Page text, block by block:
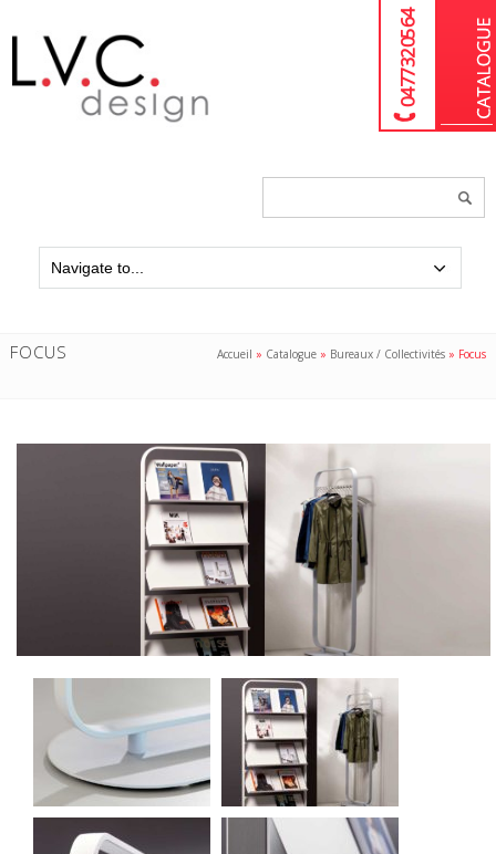
04 77 32 05 64
FOCUS Accueil » Catalogue » Bureaux / Collectivités » Focus